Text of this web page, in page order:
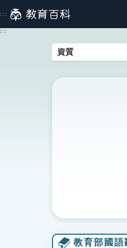
到
主
:::
:::
教育部國語